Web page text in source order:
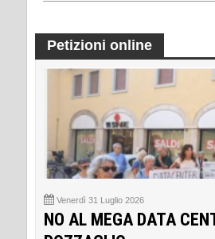
Petizioni online
Venerdì 31 Luglio 2026
NO AL MEGA DATA